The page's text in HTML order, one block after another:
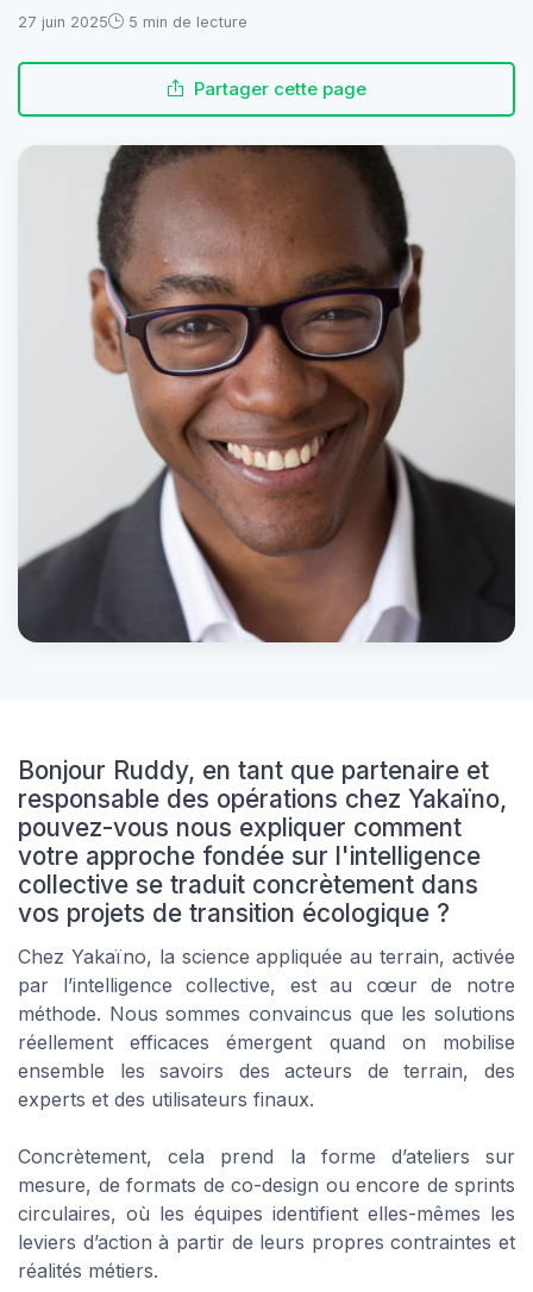
27 juin 2025 5 min de lecture
Partager cette page
Bonjour Ruddy, en tant que partenaire et
responsable des opérations chez Yakaïno,
pouvez-vous nous expliquer comment
votre approche fondée sur l'intelligence
collective se traduit concrètement dans
vos projets de transition écologique ?
Chez Yakaïno, la science appliquée au terrain, activée
par l’intelligence collective, est au cœur de notre
méthode. Nous sommes convaincus que les solutions
réellement efficaces émergent quand on mobilise
ensemble les savoirs des acteurs de terrain, des
experts et des utilisateurs finaux.
Concrètement, cela prend la forme d’ateliers sur
mesure, de formats de co-design ou encore de sprints
circulaires, où les équipes identifient elles-mêmes les
leviers d’action à partir de leurs propres contraintes et
réalités métiers.